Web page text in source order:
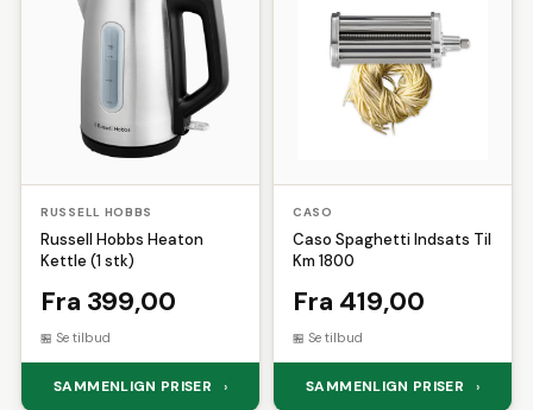
RUSSELL HOBBS
Russell Hobbs Heaton
Kettle (1 stk)
Fra 399,00
Se tilbud
SAMMENLIGN PRISER ›
CASO
Caso Spaghetti Indsats Til
Km 1800
Fra 419,00
Se tilbud
SAMMENLIGN PRISER ›